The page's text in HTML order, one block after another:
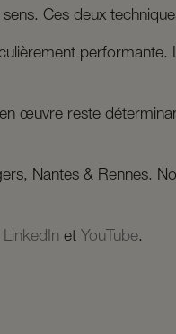
Ces deux
œuvre reste
Nantes & Rennes.
LinkedIn et YouTube.